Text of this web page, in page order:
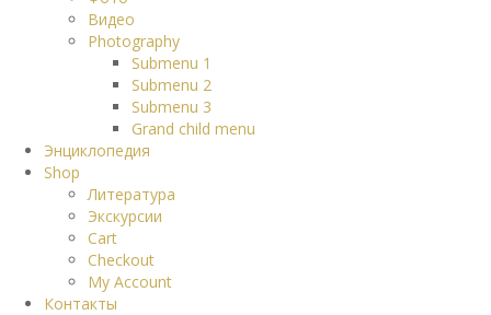
Видео
Photography
Submenu 1
Submenu 2
Submenu 3
Grand child menu
Энциклопедия
Shop
Литература
Экскурсии
Cart
Checkout
My Account
Контакты